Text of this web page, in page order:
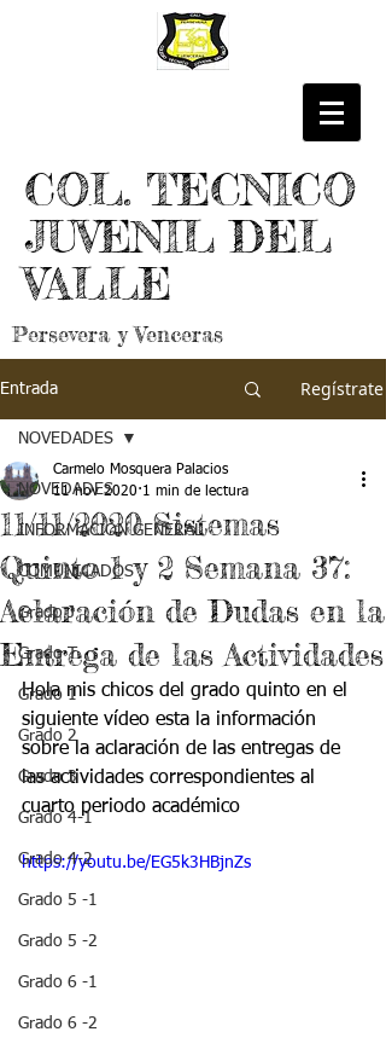
COL. TECNICO
JUVENIL DEL
VALLE
Persevera y Venceras
Entrada Regístrate
NOVEDADES
INFORMACIÓN GENERAL
COMUNICADOS
Grado J
Grado T
Grado 1
Grado 2
Grado 3
Grado 4-1
Grado 4-2
Grado 5 -1
Grado 5 -2
Grado 6 -1
Grado 6 -2
NOVEDADES
11/11/2020 Sistemas
Quinto 1 y 2 Semana 37:
Aclaración de Dudas en la
Entrega de las Actividades
Carmelo Mosquera Palacios
11 nov 2020 1 min de lectura
Hola mis chicos del grado quinto en el
siguiente vídeo esta la información
sobre la aclaración de las entregas de
las actividades correspondientes al
cuarto periodo académico
https://youtu.be/EG5k3HBjnZs